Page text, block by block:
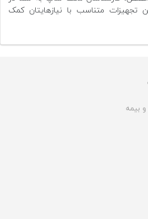
تجهیزات متناسب با نیازهایتان کمک
بیمه